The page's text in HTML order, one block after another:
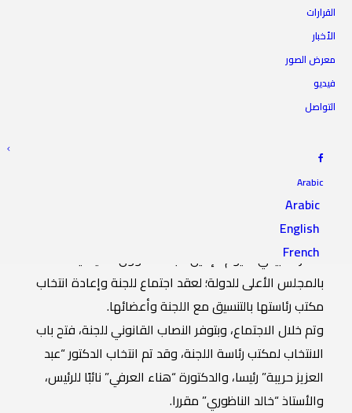
القرارات
الأخبار
معرض الصور
فيديو
التواصل
Arabic
Arabic
English
French
لجنة الشؤون السياسية تنتخب
دعا السيد النائب الثاني لرئيس المجلس الأعلى للدولة الدكتور
“عمر العبيدي” اليوم الإثنين، لجنة الشؤون السياسية
بالمجلس الأعلى للدولة؛ لعقد اجتماع للجنة وإعادة انتخاب
مكتب رئاستها بالتنسيق مع اللجنة وأعضائها.
وتم خلال الاجتماع، وبتوفر النصاب القانوني للجنة، فتح باب
الانتخاب لمكتب رئاسة اللجنة، وقد تم انتخاب الدكتور “عبد
العزيز حريبة” رئيسا، والدكتورة “هناء العرفي” نائبًا للرئيس،
والأستاذ “خالد الناظوري” مقررا.